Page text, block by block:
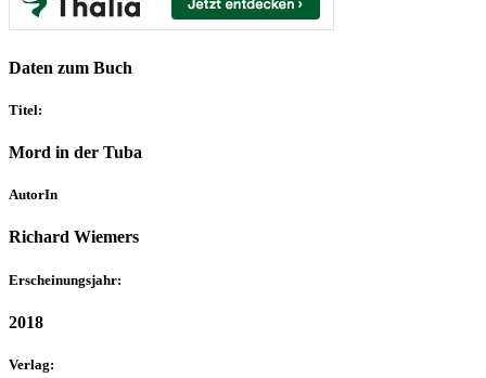
Daten zum Buch
Titel:
Mord in der Tuba
AutorIn
Richard Wiemers
Erscheinungsjahr:
2018
Verlag: